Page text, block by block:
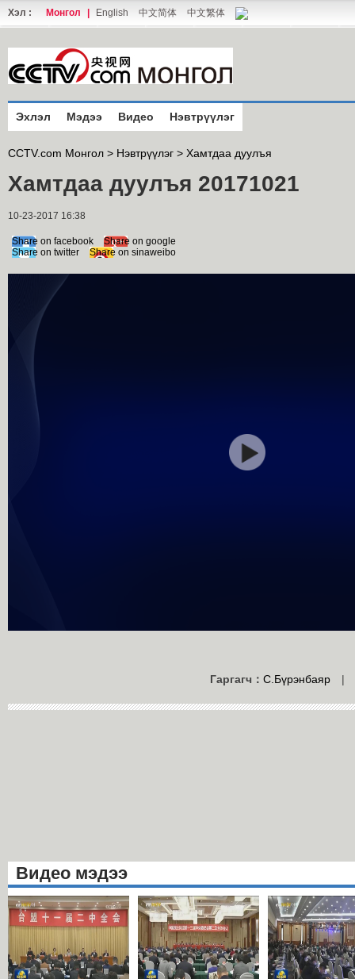
Хэл : Монгол English 中文简体 中文繁体
Эхлэл Мэдээ Видео Нэвтрүүлэг
CCTV.com Монгол > Нэвтрүүлэг > Хамтдаа дуулъя
Хамтдаа дуулъя 20171021
10-23-2017 16:38
Share on facebook
Share on google
Share on twitter
Share on sinaweibo
Гаргагч： С.Бүрэнбаяр |
Видео мэдээ